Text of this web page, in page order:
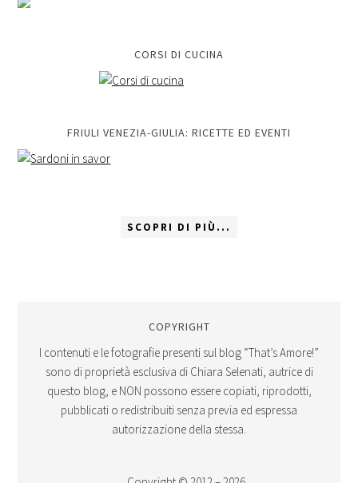
CORSI DI CUCINA
FRIULI VENEZIA-GIULIA: RICETTE ED EVENTI
SCOPRI DI PIÙ...
COPYRIGHT
I contenuti e le fotografie presenti sul blog “That’s Amore!”
sono di proprietà esclusiva di Chiara Selenati, autrice di
questo blog, e NON possono essere copiati, riprodotti,
pubblicati o redistribuiti senza previa ed espressa
autorizzazione della stessa.